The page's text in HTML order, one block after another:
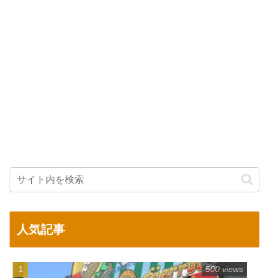
人気記事
500 views